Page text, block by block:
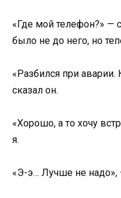
«Где мой телефон?» —
было не до него, но
«Разбился при
сказал он.
«Хорошо, а то хочу
я.
«Э-э… Лучше не надо»,